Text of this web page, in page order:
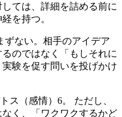
ては、詳細を詰める前に
を持つ。
ずない。相手のアイデア
のではなく「もしそれに
験を促す問いを投げかけ
ス（感情）6。 ただし、
く、「ワクワクするかど